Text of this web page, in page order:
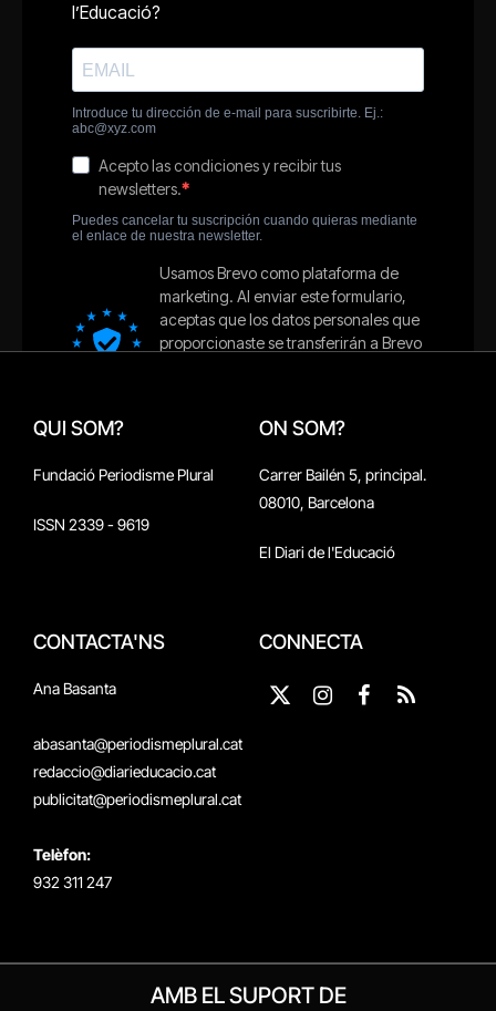
QUI SOM?
Fundació Periodisme Plural
ISSN 2339 - 9619
ON SOM?
Carrer Bailén 5, principal.
08010, Barcelona
El Diari de l'Educació
CONTACTA'NS
Ana Basanta
abasanta@periodismeplural.cat
redaccio@diarieducacio.cat
publicitat@periodismeplural.cat
Telèfon:
932 311 247
CONNECTA
X
Instagram
Facebook
RSS
AMB EL SUPORT DE